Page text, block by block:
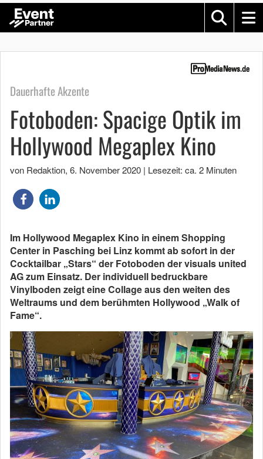
Dauerhafte Akzente
Fotoboden: Spacige Optik im
Hollywood Megaplex Kino
von Redaktion, 6. November 2020 | Lesezeit: ca. 2 Minuten
Im Hollywood Megaplex Kino in einem Shopping
Center in Pasching bei Linz kommt ab sofort in der
Cocktailbar „Stars“ der Fotoboden der visuals united
AG zum Einsatz. Der individuell bedruckbare
Vinylboden zeigt eine Collage aus den weiten des
Weltraums und dem berühmten Hollywood „Walk of
Fame“.